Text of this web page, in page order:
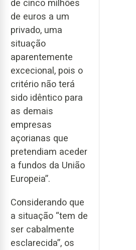
de cinco milhões
de euros a um
privado, uma
situação
aparentemente
excecional, pois o
critério não terá
sido idêntico para
as demais
empresas
açorianas que
pretendiam aceder
a fundos da União
Europeia”.
Considerando que
a situação “tem de
ser cabalmente
esclarecida”, os